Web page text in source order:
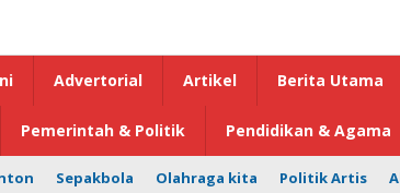
Advertorial Artikel Berita Utama
Pemerintah & Politik Pendidikan & Agama
Sepakbola Olahraga kita Politik Artis